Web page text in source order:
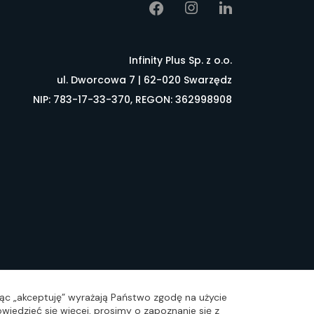
Infinity Plus Sp. z o.o.
ul. Dworcowa 7 | 62-020 Swarzędz
NIP: 783-17-33-370, REGON: 362998908
„akceptuję” wyrażają Państwo zgodę na użycie
się więcej, prosimy o zapoznanie się z